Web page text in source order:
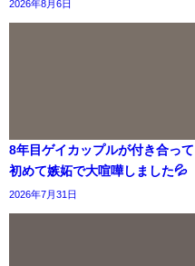
2026年8月6日
8年目ゲイカップルが付き合って
初めて嫉妬で大喧嘩しました💦
2026年7月31日